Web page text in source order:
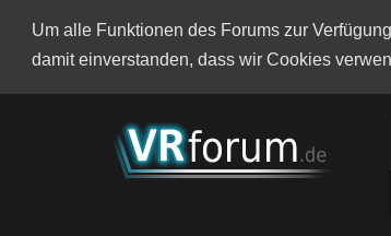
Um alle Funktionen des Forums zur
damit einverstanden, dass wir Cookies